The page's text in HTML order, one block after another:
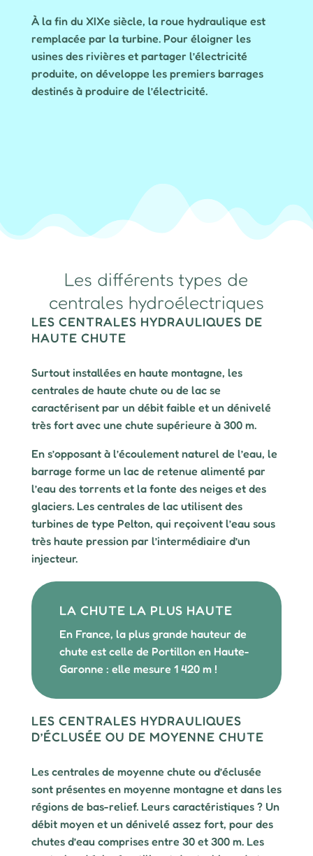
À la fin du XIXe siècle, la roue hydraulique est
remplacée par la turbine. Pour éloigner les
usines des rivières et partager l’électricité
produite, on développe les premiers barrages
destinés à produire de l’électricité.
Les différents types de
centrales hydroélectriques
LES CENTRALES HYDRAULIQUES DE
HAUTE CHUTE
Surtout installées en haute montagne, les
centrales de haute chute ou de lac se
caractérisent par un débit faible et un dénivelé
très fort avec une chute supérieure à 300 m.
En s’opposant à l’écoulement naturel de l’eau, le
barrage forme un lac de retenue alimenté par
l’eau des torrents et la fonte des neiges et des
glaciers. Les centrales de lac utilisent des
turbines de type Pelton, qui reçoivent l’eau sous
très haute pression par l’intermédiaire d’un
injecteur.
LA CHUTE LA PLUS HAUTE
En France, la plus grande hauteur de
chute est celle de Portillon en Haute-
Garonne : elle mesure 1 420 m !
LES CENTRALES HYDRAULIQUES
D’ÉCLUSÉE OU DE MOYENNE CHUTE
Les centrales de moyenne chute ou d’éclusée
sont présentes en moyenne montagne et dans les
régions de bas-relief. Leurs caractéristiques ? Un
débit moyen et un dénivelé assez fort, pour des
chutes d’eau comprises entre 30 et 300 m. Les